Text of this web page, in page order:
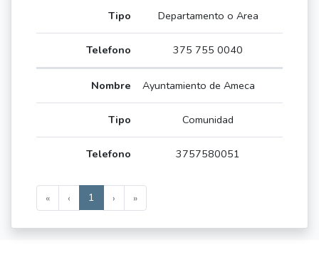
Departamento o Area
375 755 0040
Ayuntamiento de Ameca
Comunidad
3757580051
« ‹ 1 › »